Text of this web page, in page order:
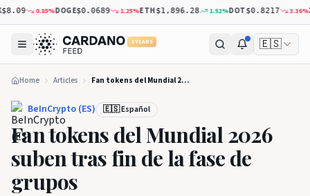
0.85%DOGE$0.0689 1.25%ETH$1,896.28 1.52%DOT$0.8217 3.36%
5 YEARS 🇪🇸
Home Articles Fan tokens del Mundial 2026 suben tras fin de la fase de grupos
BeInCrypto (ES) 🇪🇸 Español
Fan tokens del Mundial 2026
suben tras fin de la fase de
grupos